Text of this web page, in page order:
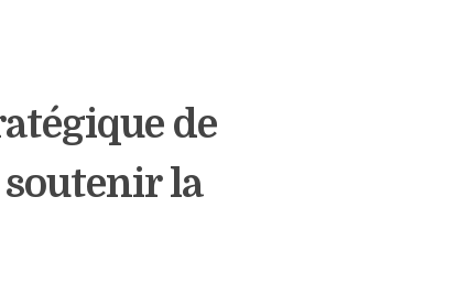
de
la